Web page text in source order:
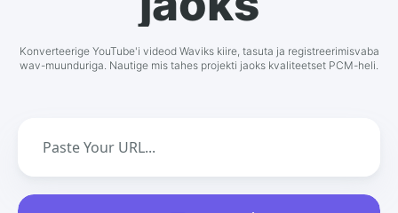
Konverteerige YouTube'i videod Waviks kiire, tasuta ja registreerimisvaba
wav-muunduriga. Nautige mis tahes projekti jaoks kvaliteetset PCM-heli.